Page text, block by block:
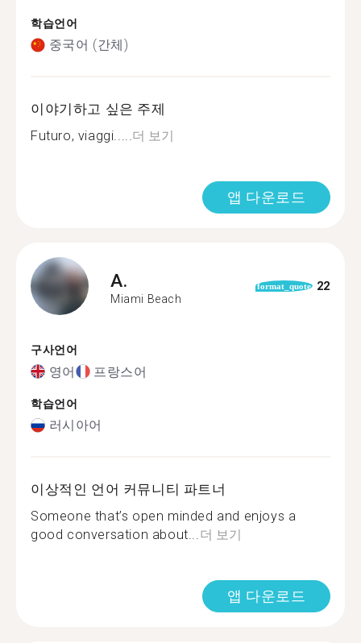
학습언어
중국어 (간체)
이야기하고 싶은 주제
Futuro, viaggi.....더 보기
앱 다운로드
A.
Miami Beach
format_quote 22
구사언어
영어 프랑스어
학습언어
러시아어
이상적인 언어 커뮤니티 파트너
Someone that’s open minded and enjoys a
good conversation about...더 보기
앱 다운로드